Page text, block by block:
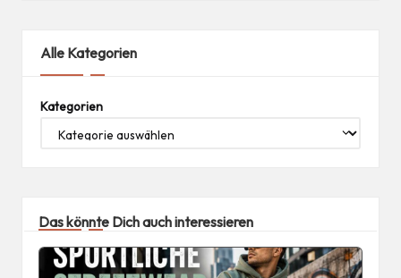
Alle Kategorien
Kategorien
Das könnte Dich auch interessieren